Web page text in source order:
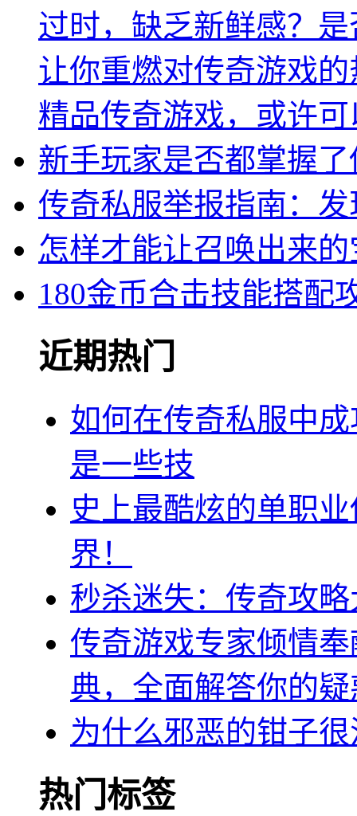
过时，缺乏新鲜感？
让你重燃对传奇游戏
精品传奇游戏，或许
新手玩家是否都掌握
传奇私服举报指南：
怎样才能让召唤出来
180金币合击技能搭配
近期热门
如何在传奇私服中
是一些技
史上最酷炫的单职
界！
秒杀迷失：传奇攻
传奇游戏专家倾情
典，全面解答你的疑
为什么邪恶的钳子
热门标签